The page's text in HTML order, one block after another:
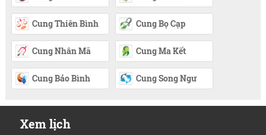
Cung Thiên Bình Cung Bọ Cạp
Cung Nhân Mã Cung Ma Kết
Cung Bảo Bình Cung Song Ngư
Xem lịch